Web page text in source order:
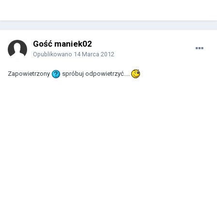
Gość maniek02
Opublikowano 14 Marca 2012
Zapowietrzony spróbuj odpowietrzyć....